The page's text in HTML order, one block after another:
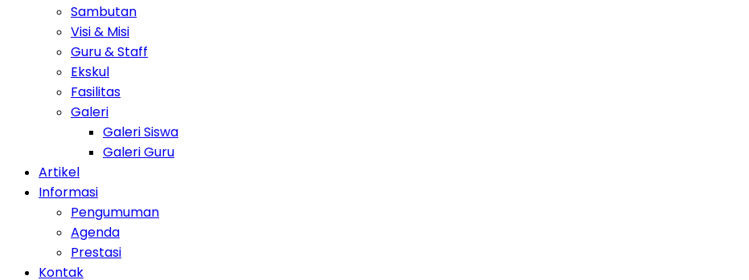
Sambutan
Visi & Misi
Guru & Staff
Ekskul
Fasilitas
Galeri
Galeri Siswa
Galeri Guru
Artikel
Informasi
Pengumuman
Agenda
Prestasi
Kontak